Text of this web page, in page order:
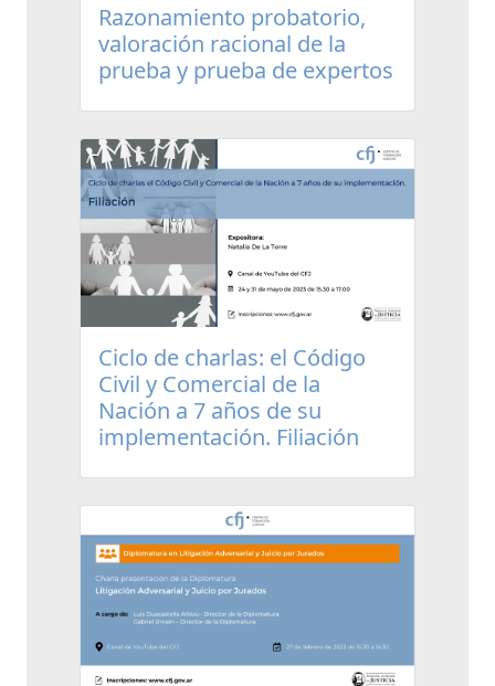
Razonamiento probatorio,
valoración racional de la
prueba y prueba de expertos
Ciclo de charlas: el Código
Civil y Comercial de la
Nación a 7 años de su
implementación. Filiación